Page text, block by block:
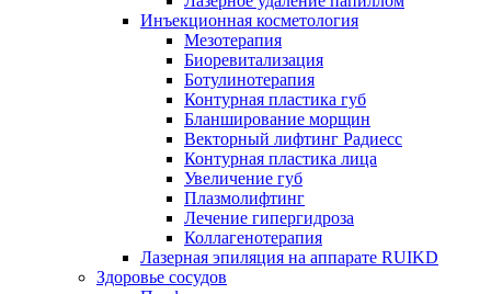
Инъекционная косметология
Мезотерапия
Биоревитализация
Ботулинотерапия
Контурная пластика губ
Бланширование морщин
Векторный лифтинг Радиесс
Контурная пластика лица
Увеличение губ
Плазмолифтинг
Лечение гипергидроза
Коллагенотерапия
Лазерная эпиляция на аппарате RUIKD
Здоровье сосудов